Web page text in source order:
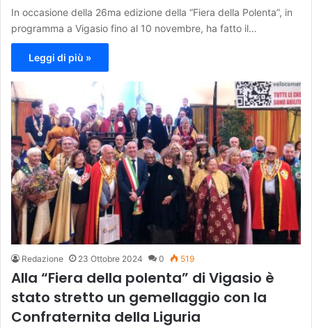
In occasione della 26ma edizione della “Fiera della Polenta”, in
programma a Vigasio fino al 10 novembre, ha fatto il…
Leggi di più »
Redazione 23 Ottobre 2024 0 519
Alla “Fiera della polenta” di Vigasio è
stato stretto un gemellaggio con la
Confraternita della Liguria